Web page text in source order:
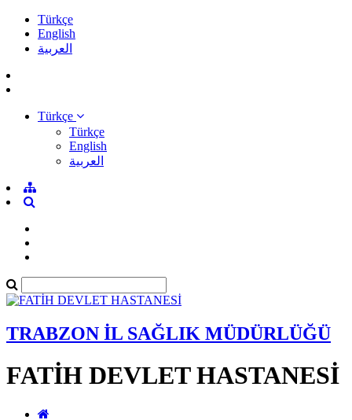
Türkçe
English
العربية
Türkçe
Türkçe
English
العربية
TRABZON İL SAĞLIK MÜDÜRLÜĞÜ
FATİH DEVLET HASTANESİ